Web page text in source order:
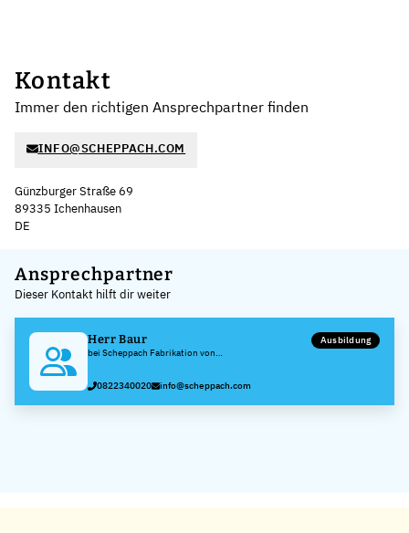
Kontakt
Immer den richtigen Ansprechpartner finden
INFO@SCHEPPACH.COM
Günzburger Straße 69
89335 Ichenhausen
DE
+
−
Ansprechpartner
Dieser Kontakt hilft dir weiter
Herr Baur
bei Scheppach Fabrikation von
Ausbildung
0822340020 info@scheppach.com